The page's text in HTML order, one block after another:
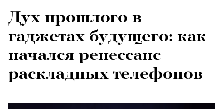
Дух прошлого в
гаджетах будущего: как
начался ренессанс
раскладных телефонов